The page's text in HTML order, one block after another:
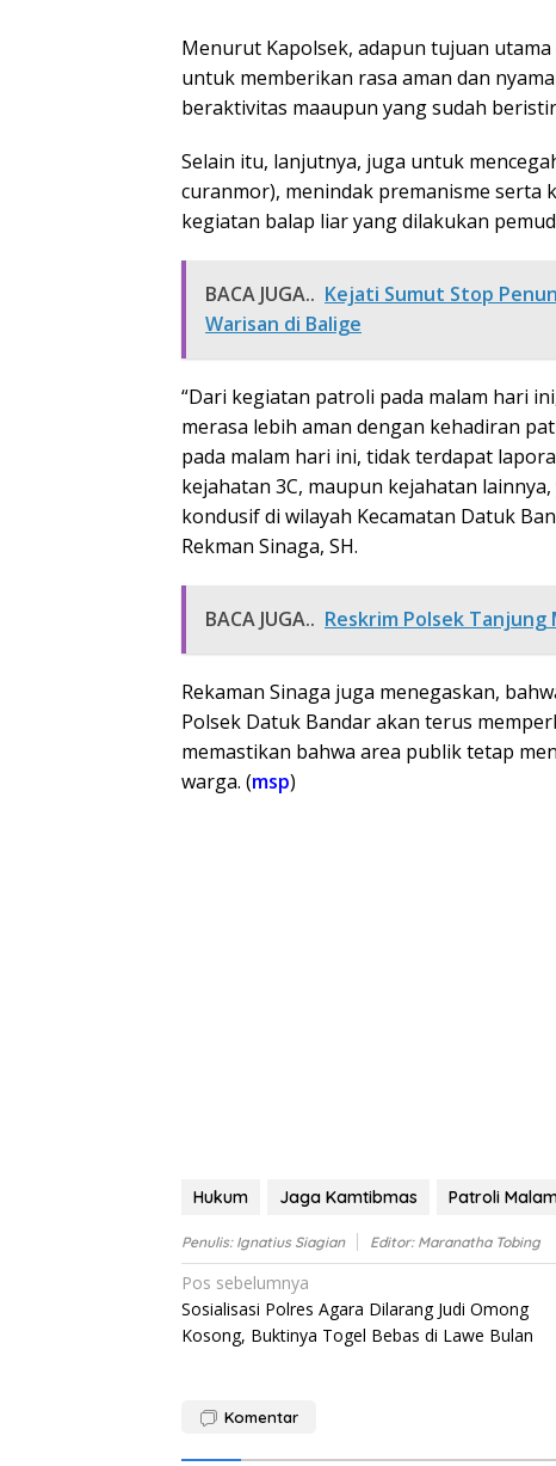
Menurut Kapolsek, adapun tujuan
untuk memberikan rasa aman dan
beraktivitas maaupun yang sudah
Selain itu, lanjutnya, juga untuk
curanmor), menindak premanisme serta
kegiatan balap liar yang dilakukan
BACA JUGA.. Kejati Sumut Stop
Warisan di Balige
“Dari kegiatan patroli pada malam hari
merasa lebih aman dengan kehadiran
pada malam hari ini, tidak terdapat
kejahatan 3C, maupun kejahatan
kondusif di wilayah Kecamatan Datuk
Rekman Sinaga, SH.
BACA JUGA.. Reskrim Polsek
Rekaman Sinaga juga menegaskan,
Polsek Datuk Bandar akan terus
memastikan bahwa area publik tetap
warga. (msp)
Hukum Jaga Kamtibmas Patroli
Penulis: Ignatius Siagian Editor: Maranatha Tobing
Navigasi
pos
Pos sebelumnya
Sosialisasi Polres Agara Dilarang Judi Omong
Kosong, Buktinya Togel Bebas di Lawe Bulan
Komentar